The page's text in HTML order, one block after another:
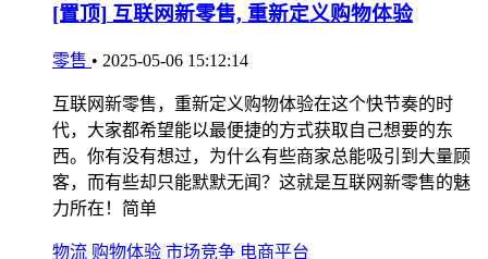
[置顶] 互联网新零售, 重新定义购物体验
零售 • 2025-05-06 15:12:14
互联网新零售，重新定义购物体验在这个快节奏的时
代，大家都希望能以最便捷的方式获取自己想要的东
西。你有没有想过，为什么有些商家总能吸引到大量顾
客，而有些却只能默默无闻？这就是互联网新零售的魅
力所在！简单
物流 购物体验 市场竞争 电商平台